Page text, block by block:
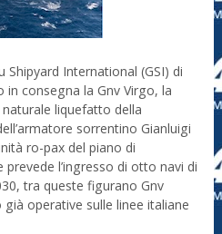
Shipyard International (GSI) di
in consegna la Gnv Virgo, la
liquefatto della
sorrentino Gianluigi
ro-pax del piano di
l’ingresso di otto navi di
tra queste figurano Gnv
operative sulle linee italiane